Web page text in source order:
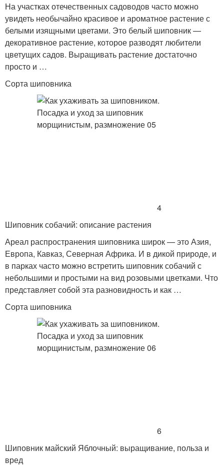
На участках отечественных садоводов часто можно
увидеть необычайно красивое и ароматное растение с
белыми изящными цветами. Это белый шиповник —
декоративное растение, которое разводят любители
цветущих садов. Выращивать растение достаточно
просто и …
Сорта шиповника
4
Шиповник собачий: описание растения
Ареал распространения шиповника широк — это Азия,
Европа, Кавказ, Северная Африка. И в дикой природе, и
в парках часто можно встретить шиповник собачий с
небольшими и простыми на вид розовыми цветками. Что
представляет собой эта разновидность и как …
Сорта шиповника
6
Шиповник майский Яблочный: выращивание, польза и
вред